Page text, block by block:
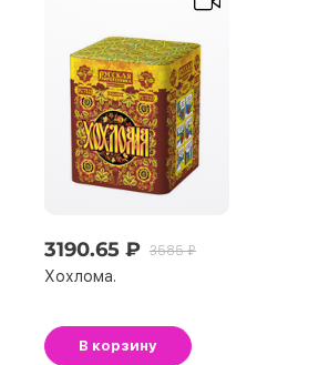
3190.65 ₽ 3585 ₽
Хохлома.
В корзину